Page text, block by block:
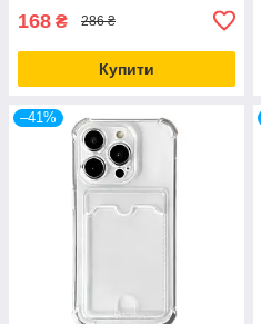
168 ₴ 286 ₴
Купити
–41%